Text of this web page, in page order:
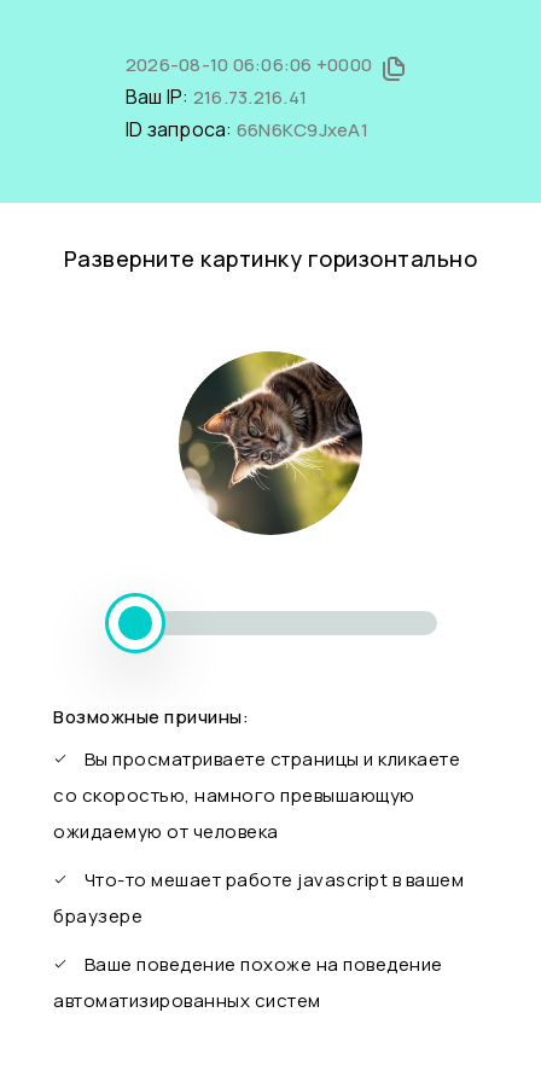
2026-08-10 06:06:06 +0000
Ваш IP: 216.73.216.41
ID запроса: 66N6KC9JxeA1
Разверните картинку горизонтально
Возможные причины:
Вы просматриваете страницы и кликаете
со скоростью, намного превышающую
ожидаемую от человека
Что-то мешает работе javascript в вашем
браузере
Ваше поведение похоже на поведение
автоматизированных систем